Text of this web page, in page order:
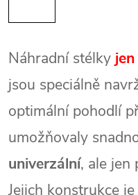
Náhradní stélky jen
jsou speciálně
optimální pohodlí
umožňovaly
univerzální, ale jen
Jejich konstrukce